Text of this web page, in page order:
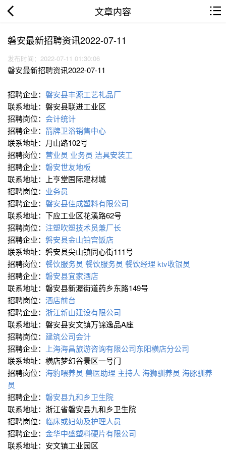
文章内容
磐安最新招聘资讯2022-07-11
发布时间：2022-07-11 01:30:06
磐安最新招聘资讯2022-07-11
招聘企业： 磐安县丰源工艺礼品厂
联系地址：磐安县联进工业区
招聘岗位： 会计统计
招聘企业： 箭牌卫浴销售中心
联系地址：月山路102号
招聘岗位： 营业员 业务员 洁具安装工
招聘企业： 磐安世友地板
联系地址：上亨堂国际建材城
招聘岗位： 业务员
招聘企业： 磐安县佳成塑料有限公司
联系地址：下应工业区花溪路62号
招聘岗位： 注塑吹塑技术员兼厂长
招聘企业： 磐安县金山铂宫饭店
联系地址：磐安县尖山镇同心街111号
招聘岗位： 餐饮服务员 餐饮服务员 餐饮经理 ktv收银员
招聘企业： 磐安县宜家酒店
联系地址：磐安县新渥街道药乡东路149号
招聘岗位： 酒店前台
招聘企业： 浙江新山建设有限公司
联系地址：磐安县安文镇万锦逸品A座
招聘岗位： 建筑公司会计
招聘企业：
上海海昌旅游咨询有限公司东阳横店分公司
联系地址：横店梦幻谷景区一号门
招聘岗位： 海豹喂养员 兽医助理 主持人 海狮驯养员 海豚驯养
员
招聘企业： 磐安县九和乡卫生院
联系地址：浙江省磐安县九和乡卫生院
招聘岗位： 临床或妇幼及护理人员
招聘企业： 金华中盛塑料硬片有限公司
联系地址：安文镇工业园区